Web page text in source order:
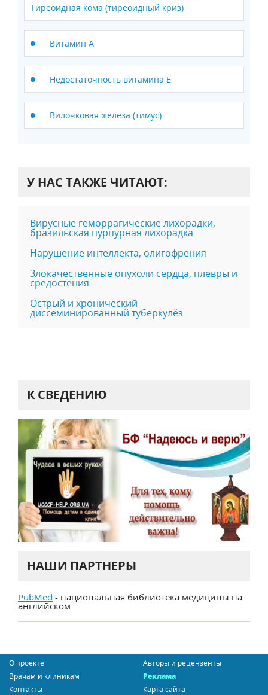
Тиреоидная кома (тиреоидный криз)
Витамин А
Недостаточность витамина Е
Вилочковая железа (тимус)
У НАС ТАКЖЕ ЧИТАЮТ:
Вирусные геморрагические лихорадки,
бразильская пурпурная лихорадка
Нарушение интеллекта, олигофрения
Злокачественные опухоли сердца, плевры и
средостения
Острый и хронический
диссеминированный туберкулёз
К СВЕДЕНИЮ
НАШИ ПАРТНЕРЫ
PubMed - национальная библиотека медицины на
английском
О проекте
Авторы и рецензенты
Врачам и клиникам
Реклама
Контакты
Карта сайта